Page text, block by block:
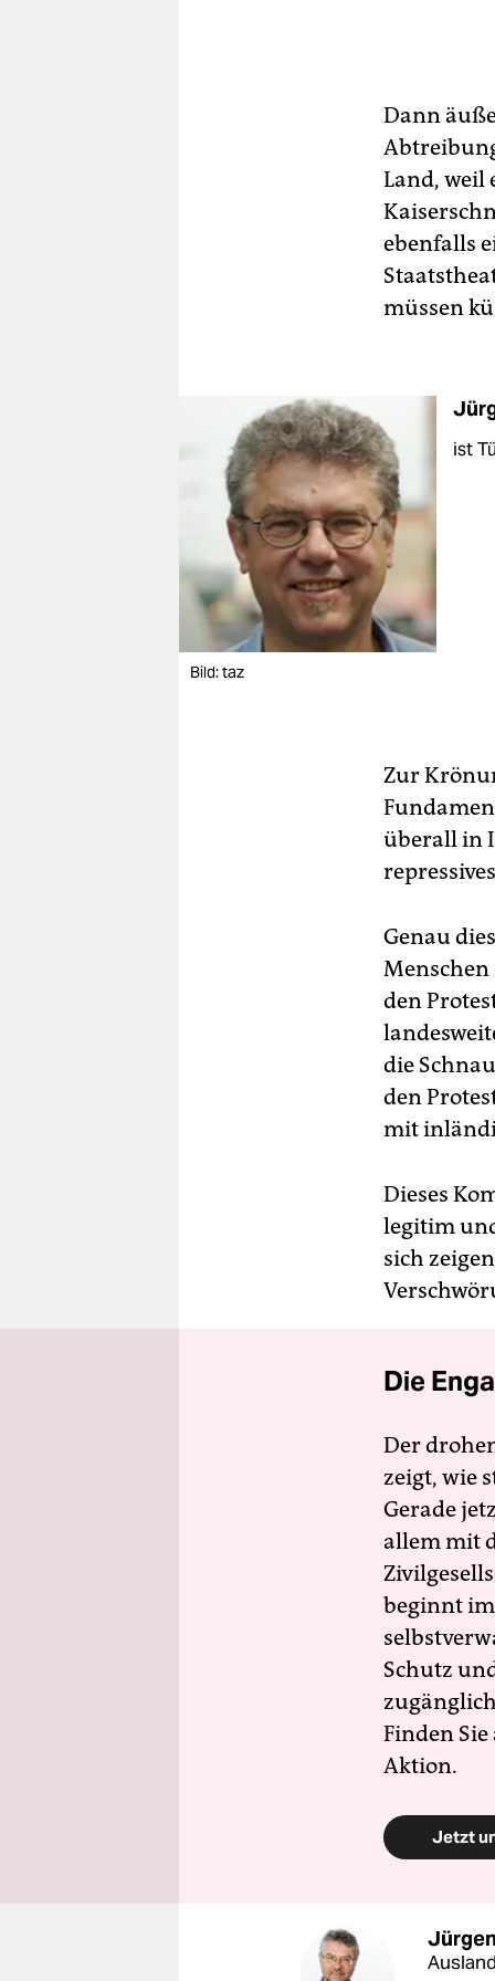
Dann
Land, weil
ebenfalls
müssen
Bild: taz
ist
Zur
überall in
Genau
Menschen
den
die
den
mit
Dieses
legitim
sich
Die
Der
zeigt, wie
Gerade
allem mit
beginnt
Schutz
Finden
Aktion.
Jetzt